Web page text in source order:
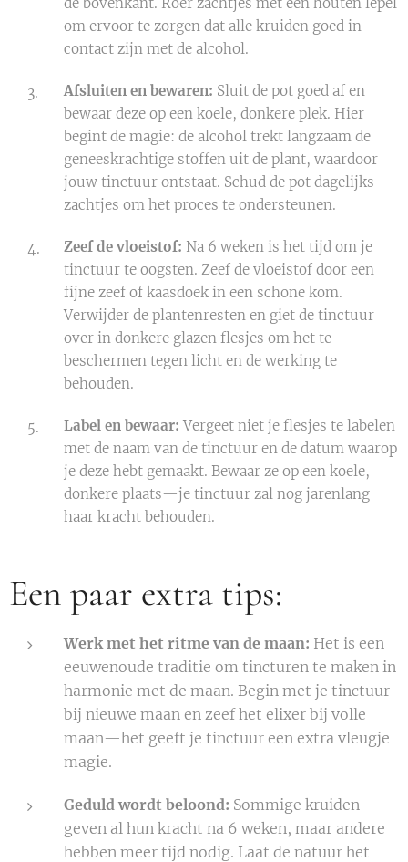
om ervoor te zorgen dat alle kruiden goed in
contact zijn met de alcohol.
Afsluiten en bewaren: Sluit de pot goed af en
bewaar deze op een koele, donkere plek. Hier
begint de magie: de alcohol trekt langzaam de
geneeskrachtige stoffen uit de plant, waardoor
jouw tinctuur ontstaat. Schud de pot dagelijks
zachtjes om het proces te ondersteunen.
Zeef de vloeistof: Na 6 weken is het tijd om je
tinctuur te oogsten. Zeef de vloeistof door een
fijne zeef of kaasdoek in een schone kom.
Verwijder de plantenresten en giet de tinctuur
over in donkere glazen flesjes om het te
beschermen tegen licht en de werking te
behouden.
Label en bewaar: Vergeet niet je flesjes te labelen
met de naam van de tinctuur en de datum waarop
je deze hebt gemaakt. Bewaar ze op een koele,
donkere plaats—je tinctuur zal nog jarenlang
haar kracht behouden.
Een paar extra tips:
Werk met het ritme van de maan: Het is een
eeuwenoude traditie om tincturen te maken in
harmonie met de maan. Begin met je tinctuur
bij nieuwe maan en zeef het elixer bij volle
maan—het geeft je tinctuur een extra vleugje
magie.
Geduld wordt beloond: Sommige kruiden
geven al hun kracht na 6 weken, maar andere
hebben meer tijd nodig. Laat de natuur het